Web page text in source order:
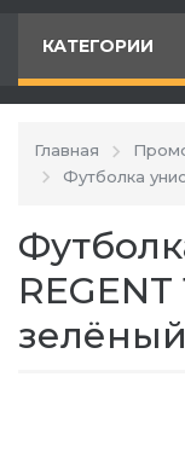
КАТЕГОРИИ
Главная
Футболка
зелёный